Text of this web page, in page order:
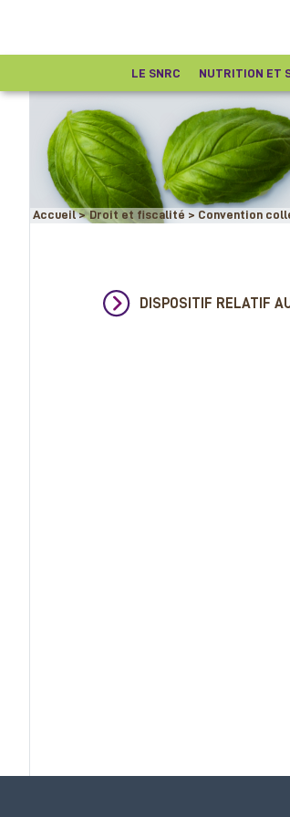
LE SNRC NUTRITION ET
Accueil > Droit et fiscalité > Convention
DISPOSITIF RELATIF